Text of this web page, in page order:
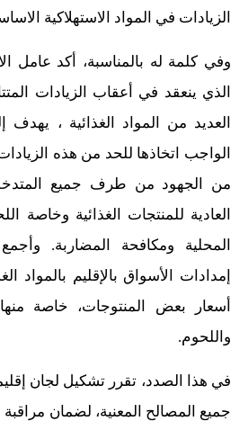
الزيادات في المواد الاستهلاكية
وفي كلمة له بالمناسبة، أكد عامل
الذي ينعقد في أعقاب الزيادات
العديد من المواد الغذائية ، يهدف
الواجب اتخاذها للحد من هذه
من الجهود من طرف جميع
العادية للمنتجات الغذائية وخاصة
المحلية ومكافحة المضاربة.
إمدادات الأسواق بالإقليم بالمواد
أسعار بعض المنتوجات، خاصة
واللحوم.
في هذا الصدد، تقرر تشكيل لجان
جميع المصالح المعنية، لضمان مراقبة